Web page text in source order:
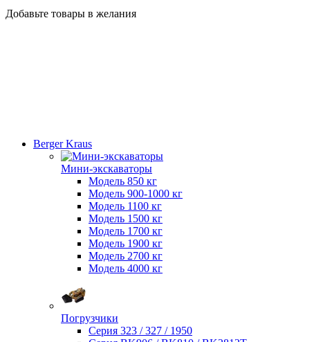
Добавьте товары в желания
Berger Kraus
Мини-экскаваторы
Модель 850 кг
Модель 900-1000 кг
Модель 1100 кг
Модель 1500 кг
Модель 1700 кг
Модель 1900 кг
Модель 2700 кг
Модель 4000 кг
Погрузчики
Серия 323 / 327 / 1950